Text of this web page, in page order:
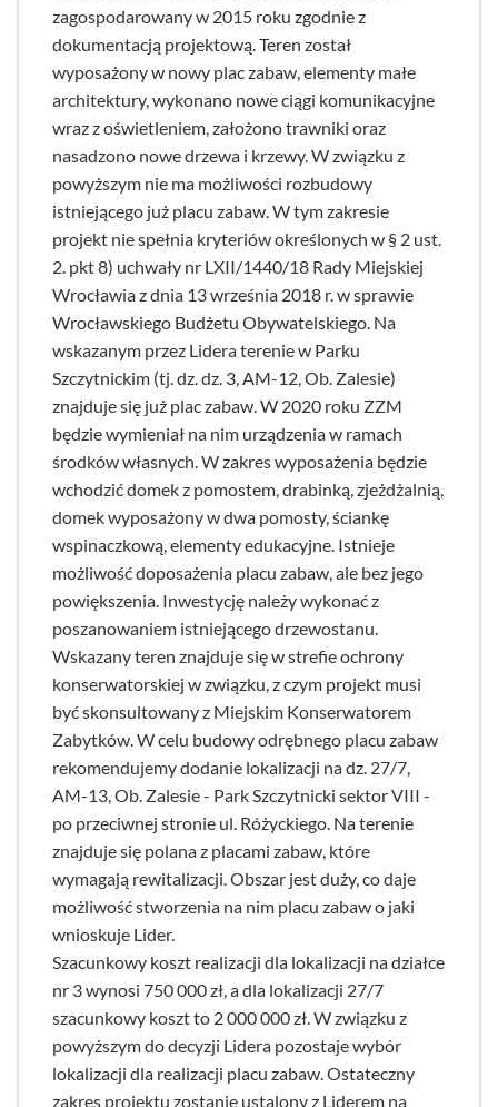
zagospodarowany w 2015 roku zgodnie z
dokumentacją projektową. Teren został
wyposażony w nowy plac zabaw, elementy małe
architektury, wykonano nowe ciągi komunikacyjne
wraz z oświetleniem, założono trawniki oraz
nasadzono nowe drzewa i krzewy. W związku z
powyższym nie ma możliwości rozbudowy
istniejącego już placu zabaw. W tym zakresie
projekt nie spełnia kryteriów określonych w § 2 ust.
2. pkt 8) uchwały nr LXII/1440/18 Rady Miejskiej
Wrocławia z dnia 13 września 2018 r. w sprawie
Wrocławskiego Budżetu Obywatelskiego. Na
wskazanym przez Lidera terenie w Parku
Szczytnickim (tj. dz. dz. 3, AM-12, Ob. Zalesie)
znajduje się już plac zabaw. W 2020 roku ZZM
będzie wymieniał na nim urządzenia w ramach
środków własnych. W zakres wyposażenia będzie
wchodzić domek z pomostem, drabinką, zjeżdżalnią,
domek wyposażony w dwa pomosty, ściankę
wspinaczkową, elementy edukacyjne. Istnieje
możliwość doposażenia placu zabaw, ale bez jego
powiększenia. Inwestycję należy wykonać z
poszanowaniem istniejącego drzewostanu.
Wskazany teren znajduje się w strefie ochrony
konserwatorskiej w związku, z czym projekt musi
być skonsultowany z Miejskim Konserwatorem
Zabytków. W celu budowy odrębnego placu zabaw
rekomendujemy dodanie lokalizacji na dz. 27/7,
AM-13, Ob. Zalesie - Park Szczytnicki sektor VIII -
po przeciwnej stronie ul. Różyckiego. Na terenie
znajduje się polana z placami zabaw, które
wymagają rewitalizacji. Obszar jest duży, co daje
możliwość stworzenia na nim placu zabaw o jaki
wnioskuje Lider.
Szacunkowy koszt realizacji dla lokalizacji na działce
nr 3 wynosi 750 000 zł, a dla lokalizacji 27/7
szacunkowy koszt to 2 000 000 zł. W związku z
powyższym do decyzji Lidera pozostaje wybór
lokalizacji dla realizacji placu zabaw. Ostateczny
zakres projektu zostanie ustalony z Liderem na